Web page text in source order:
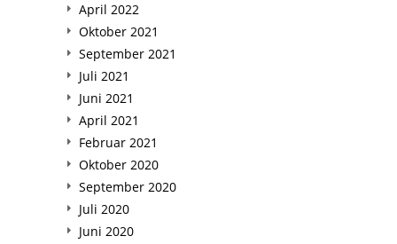
April 2022
Oktober 2021
September 2021
Juli 2021
Juni 2021
April 2021
Februar 2021
Oktober 2020
September 2020
Juli 2020
Juni 2020